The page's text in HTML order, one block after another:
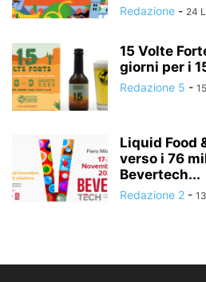
Redazione - 24
15 Volte
giorni per i
Redazione 5 -
Liquid Food
verso i 76
Bevertech...
Redazione 2 -